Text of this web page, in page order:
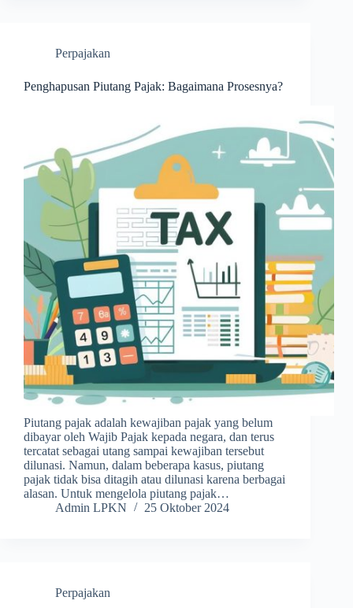
Perpajakan
Penghapusan Piutang Pajak: Bagaimana Prosesnya?
Piutang pajak adalah kewajiban pajak yang belum
dibayar oleh Wajib Pajak kepada negara, dan terus
tercatat sebagai utang sampai kewajiban tersebut
dilunasi. Namun, dalam beberapa kasus, piutang
pajak tidak bisa ditagih atau dilunasi karena berbagai
alasan. Untuk mengelola piutang pajak…
Admin LPKN
25 Oktober 2024
Perpajakan